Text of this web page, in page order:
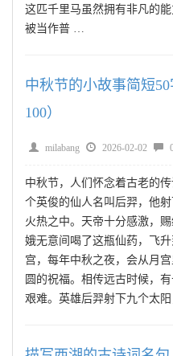
这匹千里马虽然拥有非凡的
被当作普 …
中秋节的小故事简短
100）
milabang 2026-02-02
中秋节，人们怀念着古老的
个英俊的仙人名叫后羿，他
火热之中。天帝十分感激，
娥无意间喝了这瓶仙药，飞
宫，每年中秋之夜，会从月
圆的祝福。相传远古时候，
艰难。英雄后羿射下九个太